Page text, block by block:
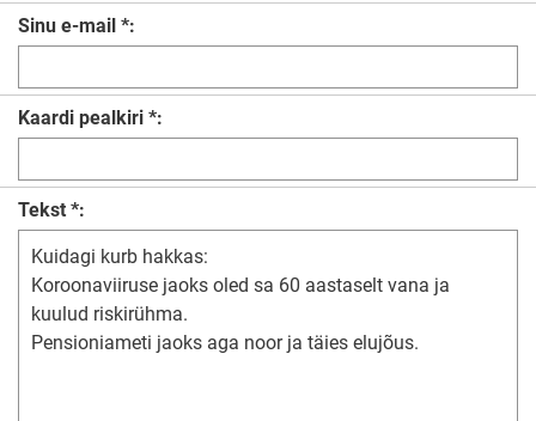
Sinu e-mail *:
Kaardi pealkiri *:
Tekst *: